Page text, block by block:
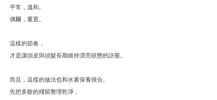
平常，溫和。
偶爾，重置。
這樣的節奏，
才是讓頭皮與頭髮長期維持漂亮狀態的訣竅。
而且，這樣的做法也和水素保養很合。
先把多餘的殘留整理乾淨，